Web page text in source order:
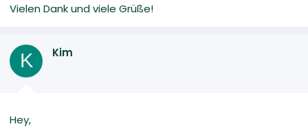
Vielen Dank und viele Grüße!
K Kim
Hey,